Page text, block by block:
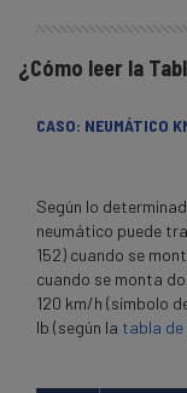
¿Cómo leer la
CASO: NEUMÁTICO
Según lo
neumático puede
152) cuando se
cuando se monta
120 km/h (símbolo
lb (según la tabla de